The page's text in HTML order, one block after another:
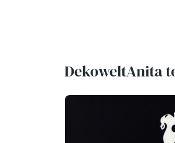
DekoweltAnita